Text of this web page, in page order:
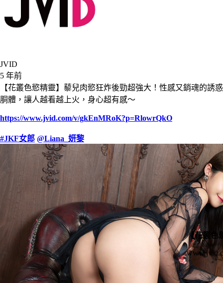
JVID
5 年前
【花叢色慾精靈】藜兒肉慾狂炸後勁超強大！性感又銷魂的誘惑
胴體，讓人越看越上火，身心超有感～
https://www.jvid.com/v/gkEnMRoK?p=RlowrQkO
#JKF女郎 @Liana_妍黎
【花叢色